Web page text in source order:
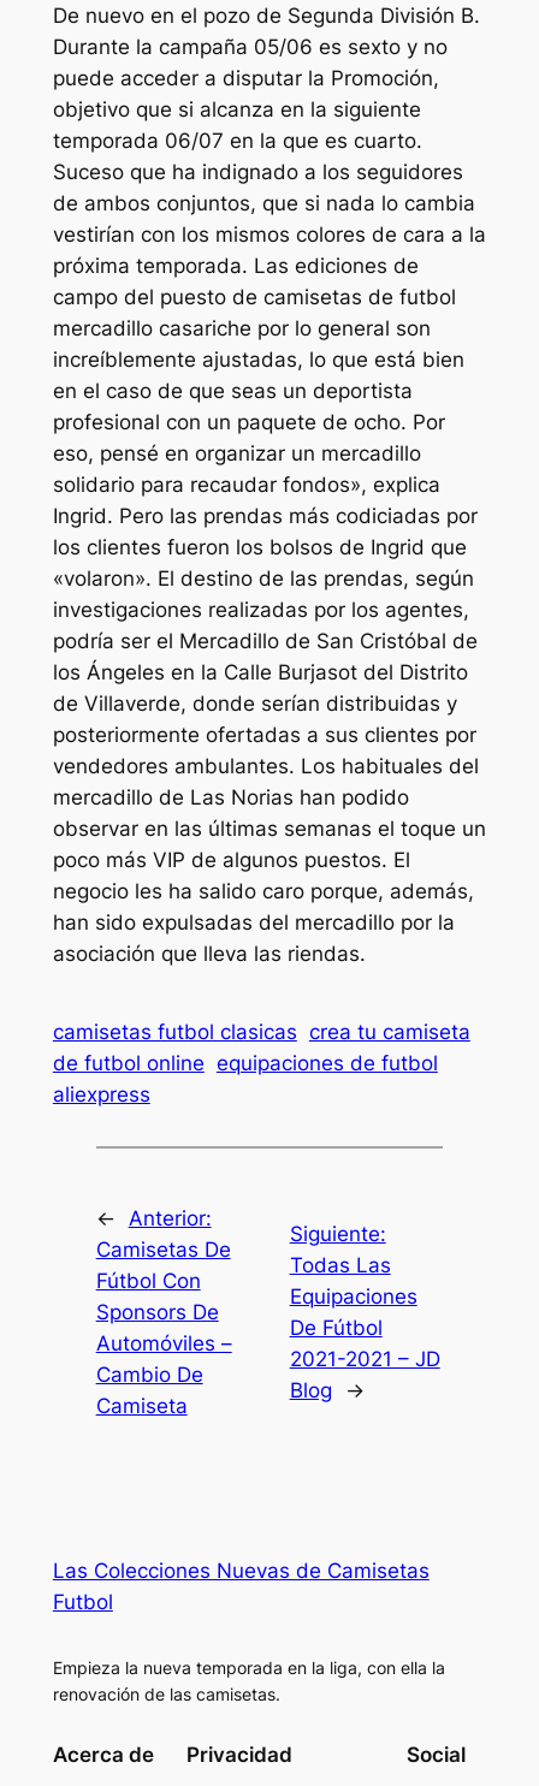
De nuevo en el pozo de Segunda División B.
Durante la campaña 05/06 es sexto y no
puede acceder a disputar la Promoción,
objetivo que si alcanza en la siguiente
temporada 06/07 en la que es cuarto.
Suceso que ha indignado a los seguidores
de ambos conjuntos, que si nada lo cambia
vestirían con los mismos colores de cara a la
próxima temporada. Las ediciones de
campo del puesto de camisetas de futbol
mercadillo casariche por lo general son
increíblemente ajustadas, lo que está bien
en el caso de que seas un deportista
profesional con un paquete de ocho. Por
eso, pensé en organizar un mercadillo
solidario para recaudar fondos», explica
Ingrid. Pero las prendas más codiciadas por
los clientes fueron los bolsos de Ingrid que
«volaron». El destino de las prendas, según
investigaciones realizadas por los agentes,
podría ser el Mercadillo de San Cristóbal de
los Ángeles en la Calle Burjasot del Distrito
de Villaverde, donde serían distribuidas y
posteriormente ofertadas a sus clientes por
vendedores ambulantes. Los habituales del
mercadillo de Las Norias han podido
observar en las últimas semanas el toque un
poco más VIP de algunos puestos. El
negocio les ha salido caro porque, además,
han sido expulsadas del mercadillo por la
asociación que lleva las riendas.
camisetas futbol clasicas crea tu camiseta
de futbol online equipaciones de futbol
aliexpress
← Anterior:
Camisetas De
Fútbol Con
Sponsors De
Automóviles –
Cambio De
Camiseta
Siguiente:
Todas Las
Equipaciones
De Fútbol
2021-2021 – JD
Blog
→
Las Colecciones Nuevas de Camisetas
Futbol
Empieza la nueva temporada en la liga, con ella la
renovación de las camisetas.
Acerca de Privacidad Social